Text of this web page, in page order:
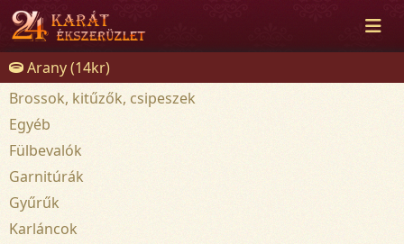
Arany (14kr)
Brossok, kitűzők, csipeszek
Egyéb
Fülbevalók
Garnitúrák
Gyűrűk
Karláncok